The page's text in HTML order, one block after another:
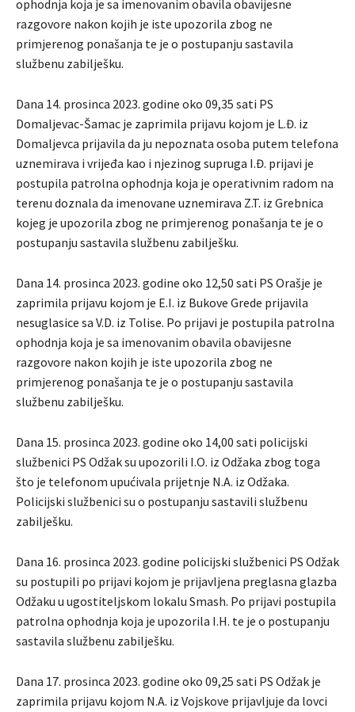
ophodnja koja je sa imenovanim obavila obavijesne
razgovore nakon kojih je iste upozorila zbog ne
primjerenog ponašanja te je o postupanju sastavila
službenu zabilješku.
Dana 14. prosinca 2023. godine oko 09,35 sati PS
Domaljevac-Šamac je zaprimila prijavu kojom je L.Đ. iz
Domaljevca prijavila da ju nepoznata osoba putem telefona
uznemirava i vrijeđa kao i njezinog supruga I.Đ. prijavi je
postupila patrolna ophodnja koja je operativnim radom na
terenu doznala da imenovane uznemirava Z.T. iz Grebnica
kojeg je upozorila zbog ne primjerenog ponašanja te je o
postupanju sastavila službenu zabilješku.
Dana 14. prosinca 2023. godine oko 12,50 sati PS Orašje je
zaprimila prijavu kojom je E.I. iz Bukove Grede prijavila
nesuglasice sa V.D. iz Tolise. Po prijavi je postupila patrolna
ophodnja koja je sa imenovanim obavila obavijesne
razgovore nakon kojih je iste upozorila zbog ne
primjerenog ponašanja te je o postupanju sastavila
službenu zabilješku.
Dana 15. prosinca 2023. godine oko 14,00 sati policijski
službenici PS Odžak su upozorili I.O. iz Odžaka zbog toga
što je telefonom upućivala prijetnje N.A. iz Odžaka.
Policijski službenici su o postupanju sastavili službenu
zabilješku.
Dana 16. prosinca 2023. godine policijski službenici PS Odžak
su postupili po prijavi kojom je prijavljena preglasna glazba
Odžaku u ugostiteljskom lokalu Smash. Po prijavi postupila
patrolna ophodnja koja je upozorila I.H. te je o postupanju
sastavila službenu zabilješku.
Dana 17. prosinca 2023. godine oko 09,25 sati PS Odžak je
zaprimila prijavu kojom N.A. iz Vojskove prijavljuje da lovci